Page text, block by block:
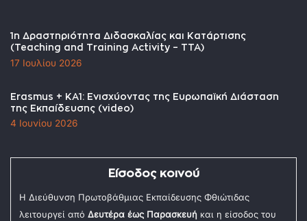
1η Δραστηριότητα Διδασκαλίας και Κατάρτισης
(Teaching and Training Activity – TTA)
17 Ιουλίου 2026
Erasmus + KA1: Ενισχύοντας της Ευρωπαϊκή Διάσταση
της Εκπαίδευσης (video)
4 Ιουνίου 2026
Είσοδος κοινού
Η Διεύθυνση Πρωτοβάθμιας Εκπαίδευσης Φθιώτιδας
λειτουργεί από Δευτέρα έως Παρασκευή και η είσοδος του